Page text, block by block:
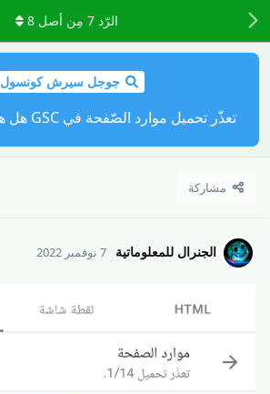
جوجل سيرش كونسول
تعذّر تحميل موارد الصّفحة في GSC هل هذا الاجراء صحيح؟
مشاركة
الرّد7 مِن أصل8
الجنرال للمعلوماتية 7 نوفمبر 2022